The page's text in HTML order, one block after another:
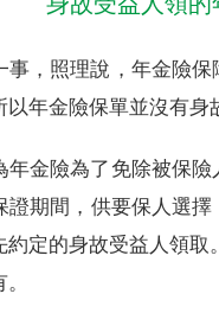
，照理說，年金險
年金險保單並沒有身
金險為了免除被保
期間，供要保人選
定的身故受益人領